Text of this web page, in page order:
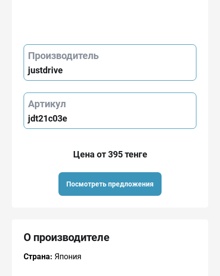
Производитель
justdrive
Артикул
jdt21c03e
Цена от 395 тенге
Посмотреть предложения
О производителе
Страна: Япония